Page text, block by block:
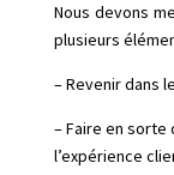
Nous devons
plusieurs
– Revenir dans
– Faire en sorte
l’expérience